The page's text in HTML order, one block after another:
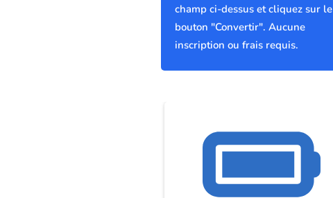
champ ci-dessus et cliquez sur le
bouton "Convertir". Aucune
inscription ou frais requis.